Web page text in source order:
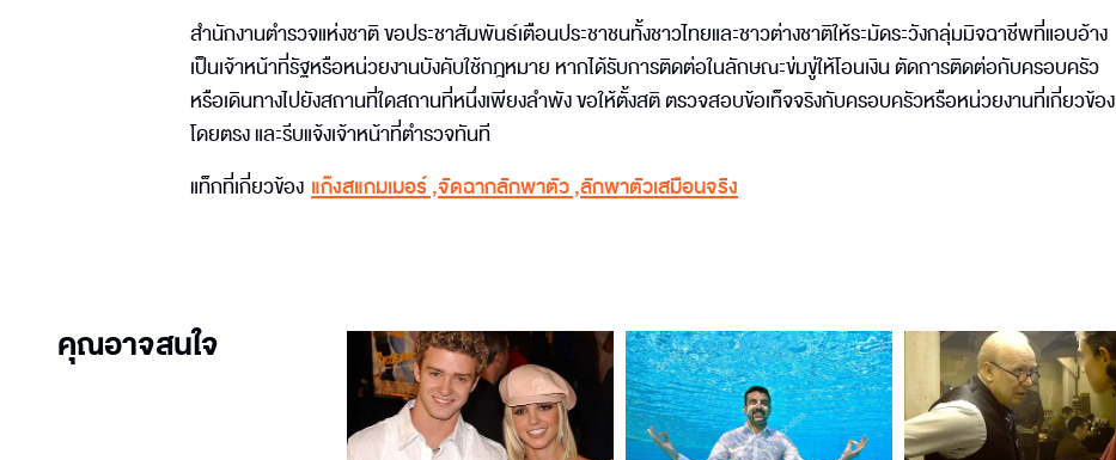
สำนักงานตำรวจแห่งชาติ ขอประชาสัมพันธ์เตือนประชาชนทั้งชาวไทยและชาวต่างชาติให้ระมัดระวังกลุ่มมิจฉาชีพที่แอบอ้าง
เป็นเจ้าหน้าที่รัฐหรือหน่วยงานบังคับใช้กฎหมาย หากได้รับการติดต่อในลักษณะข่มขู่ให้โอนเงิน ตัดการติดต่อกับครอบครัว
หรือเดินทางไปยังสถานที่ใดสถานที่หนึ่งเพียงลำพัง ขอให้ตั้งสติ ตรวจสอบข้อเท็จจริงกับครอบครัวหรือหน่วยงานที่เกี่ยวข้อง
โดยตรง และรีบแจ้งเจ้าหน้าที่ตำรวจทันที
แท็กที่เกี่ยวข้อง แก๊งสแกมเมอร์,จัดฉากลักพาตัว,ลักพาตัวเสมือนจริง
คุณอาจสนใจ